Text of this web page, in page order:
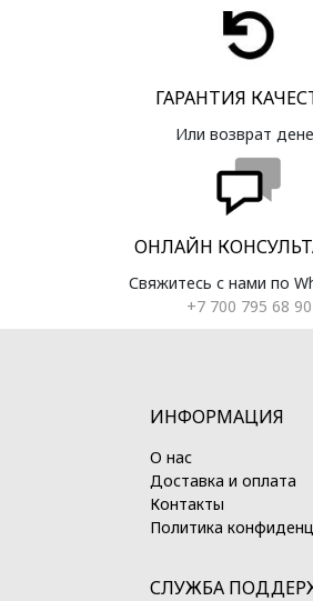
ГАРАНТИЯ
Или возврат
ОНЛАЙН
Свяжитесь с нами по
+7 700 795 68 90
ИНФОРМАЦИЯ
О нас
Доставка и оплата
Контакты
Политика
СЛУЖБА